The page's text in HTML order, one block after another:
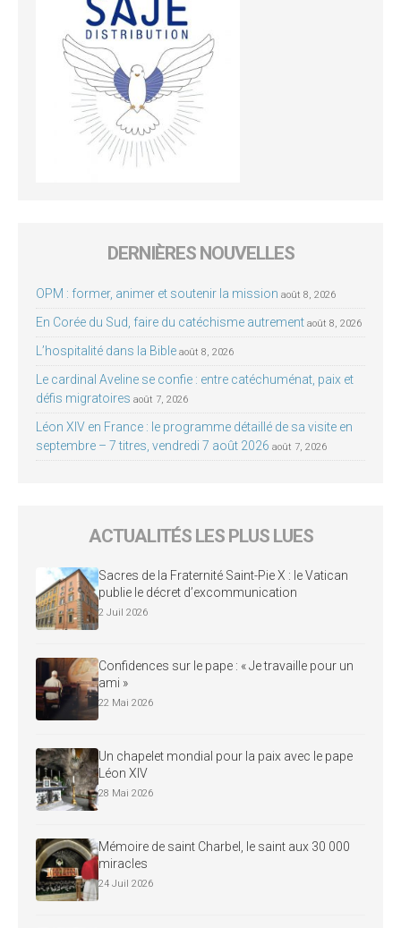
DERNIÈRES NOUVELLES
OPM : former, animer et soutenir la mission août 8, 2026
En Corée du Sud, faire du catéchisme autrement août 8, 2026
L’hospitalité dans la Bible août 8, 2026
Le cardinal Aveline se confie : entre catéchuménat, paix et
défis migratoires août 7, 2026
Léon XIV en France : le programme détaillé de sa visite en
septembre – 7 titres, vendredi 7 août 2026 août 7, 2026
ACTUALITÉS LES PLUS LUES
Sacres de la Fraternité Saint-Pie X : le Vatican
publie le décret d’excommunication
2 Juil 2026
Confidences sur le pape : « Je travaille pour un
ami »
22 Mai 2026
Un chapelet mondial pour la paix avec le pape
Léon XIV
28 Mai 2026
Mémoire de saint Charbel, le saint aux 30 000
miracles
24 Juil 2026